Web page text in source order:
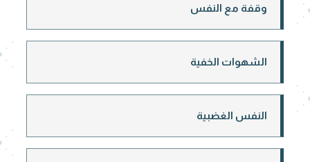
وقفة مع النفس
الشهوات الخفية
النفس الغضبية